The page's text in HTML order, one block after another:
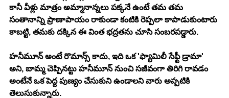
కానీ వీళ్లు మాత్రం అమ్మానాన్నలు పక్కనే ఉంటే తమ తమ
సంతానాన్ని ప్రాణాపాయం రాకుండా కంటికి రెప్పలా కాపాడుకుంటారు
కాబట్టి, తమకు దక్కిన ఈ వింత భద్రతను చూసి సంబరపడ్డారు.
హనీమూన్ అంటే రొమాన్స్ కాదు, ఇది ఒక 'ఫ్యామిలీ సేఫ్టీ డ్రామా'
అని, బామ్మ చెప్పినట్టు హనీమూన్ నుంచి సజీవంగా తిరిగి రావడం
అంటేనే ఒక పెద్ద పుణ్యం చేసుకుని ఉండాలని వారు అప్పటికి
తెలుసుకున్నారు.